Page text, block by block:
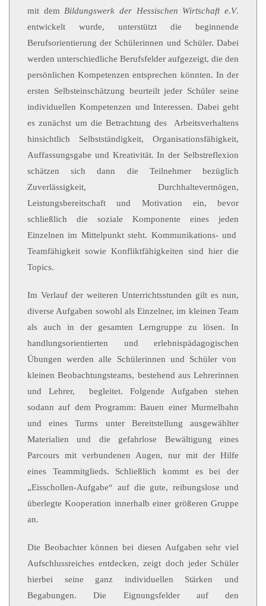
mit dem Bildungswerk der Hessischen Wirtschaft e.V.
entwickelt wurde, unterstützt die beginnende
Berufsorientierung der Schülerinnen und Schüler. Dabei
werden unterschiedliche Berufsfelder aufgezeigt, die den
persönlichen Kompetenzen entsprechen könnten. In der
ersten Selbsteinschätzung beurteilt jeder Schüler seine
individuellen Kompetenzen und Interessen. Dabei geht
es zunächst um die Betrachtung des Arbeitsverhaltens
hinsichtlich Selbstständigkeit, Organisationsfähigkeit,
Auffassungsgabe und Kreativität. In der Selbstreflexion
schätzen sich dann die Teilnehmer bezüglich
Zuverlässigkeit, Durchhaltevermögen,
Leistungsbereitschaft und Motivation ein, bevor
schließlich die soziale Komponente eines jeden
Einzelnen im Mittelpunkt steht. Kommunikations- und
Teamfähigkeit sowie Konfliktfähigkeiten sind hier die
Topics.
Im Verlauf der weiteren Unterrichtsstunden gilt es nun,
diverse Aufgaben sowohl als Einzelner, im kleinen Team
als auch in der gesamten Lerngruppe zu lösen. In
handlungsorientierten und erlebnispädagogischen
Übungen werden alle Schülerinnen und Schüler von
kleinen Beobachtungsteams, bestehend aus Lehrerinnen
und Lehrer, begleitet. Folgende Aufgaben stehen
sodann auf dem Programm: Bauen einer Murmelbahn
und eines Turms unter Bereitstellung ausgewählter
Materialien und die gefahrlose Bewältigung eines
Parcours mit verbundenen Augen, nur mit der Hilfe
eines Teammitglieds. Schließlich kommt es bei der
„Eisschollen-Aufgabe“ auf die gute, reibungslose und
überlegte Kooperation innerhalb einer größeren Gruppe
an.
Die Beobachter können bei diesen Aufgaben sehr viel
Aufschlussreiches entdecken, zeigt doch jeder Schüler
hierbei seine ganz individuellen Stärken und
Begabungen. Die Eignungsfelder auf den